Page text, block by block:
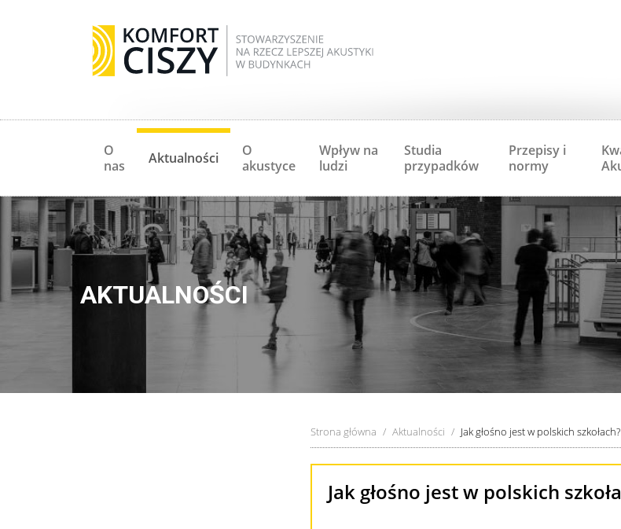
O
nas
Aktualności
O
akustyce
Wpływ na
ludzi
Studia
przypadków
Przepisy i
normy
AKTUALNOŚCI
Strona główna Aktualności Jak głośno jest w polskich szkołach?
Jak głośno jest w polskich